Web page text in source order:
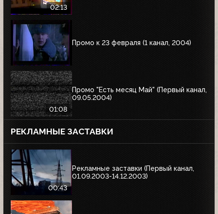
02:13
Промо к 23 февраля (1 канал, 2004)
01:08
Промо "Есть месяц Май" (Первый канал,
09.05.2004)
РЕКЛАМНЫЕ ЗАСТАВКИ
00:43
Рекламные заставки (Первый канал,
01.09.2003-14.12.2003)